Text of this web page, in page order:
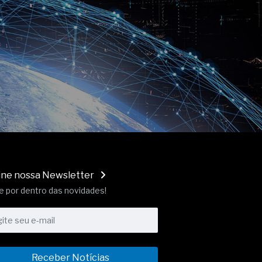
nossa Newsletter
por dentro das novidades!
Receber Notícias